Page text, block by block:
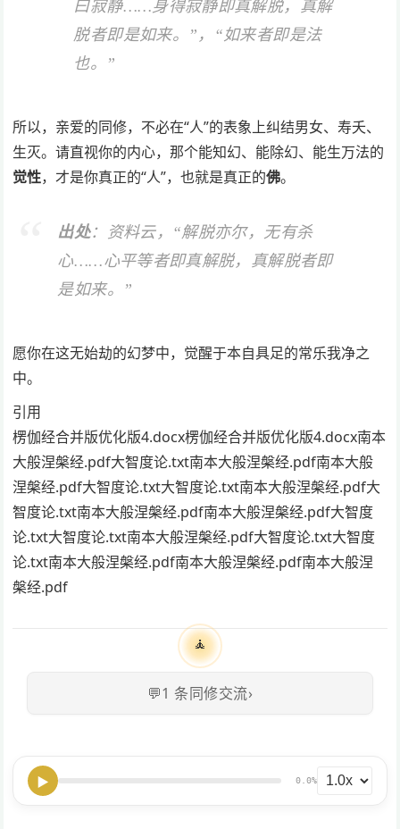
曰寂静……身得寂静即真解脱，真解
脱者即是如来。”，“如来者即是法
也。”
所以，亲爱的同修，不必在“人”的表象上纠结男女、寿夭、
生灭。请直视你的内心，那个能知幻、能除幻、能生万法的
觉性，才是你真正的“人”，也就是真正的佛。
出处：资料云，“解脱亦尔，无有杀
心……心平等者即真解脱，真解脱者即
是如来。”
愿你在这无始劫的幻梦中，觉醒于本自具足的常乐我净之
中。
引用
楞伽经合并版优化版4.docx楞伽经合并版优化版4.docx南本
大般涅槃经.pdf大智度论.txt南本大般涅槃经.pdf南本大般
涅槃经.pdf大智度论.txt大智度论.txt南本大般涅槃经.pdf大
智度论.txt南本大般涅槃经.pdf南本大般涅槃经.pdf大智度
论.txt大智度论.txt南本大般涅槃经.pdf大智度论.txt大智度
论.txt南本大般涅槃经.pdf南本大般涅槃经.pdf南本大般涅
槃经.pdf
🧘
💬1 条同修交流›
▶ 0.0%